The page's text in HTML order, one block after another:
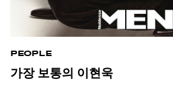
PEOPLE
가장 보통의 이현욱